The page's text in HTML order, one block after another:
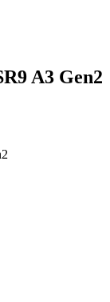
A3 Gen2